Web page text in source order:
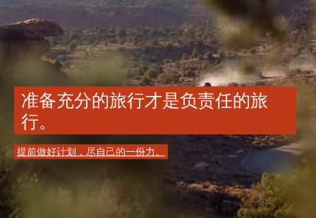
准备充分的旅行才是负责任的旅
行。
提前做好计划，尽自己的一份力。